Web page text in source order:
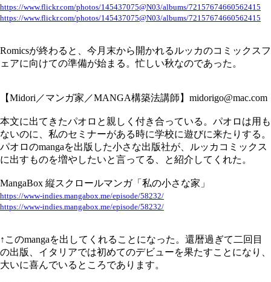
https://www.flickr.com/photos/145437075@N03/albums/72157674660562415
https://www.flickr.com/photos/145437075@N03/albums/72157674660562415
Romicsが終わると、今月末から開かれるルッカのコミックスフ
ェアに向けての準備が始まる。忙しい秋なのであった。
【Midori／マンガ家／MANGA構築法講師】midorigo@mac.com
本文に出てきたパオロと親しく付き合っている。パオロは用も
ないのに、私のセミナーがある時に学校に遊びに来たりする。
パオロのmangaを出版した小さな出版社が、ルッカコミックス
に出すものを増やしたいと言ってる、と紹介してくれた。
MangaBox 縦スクロールマンガ「私の小さな家」
https://www-indies.mangabox.me/episode/58232/
https://www-indies.mangabox.me/episode/58232/
↑このmangaを出してくれることになった。還暦過ぎて二回目
の出版、イタリアでは初めてのデビューを果たすことになり、
大いに喜んでいるところであります。